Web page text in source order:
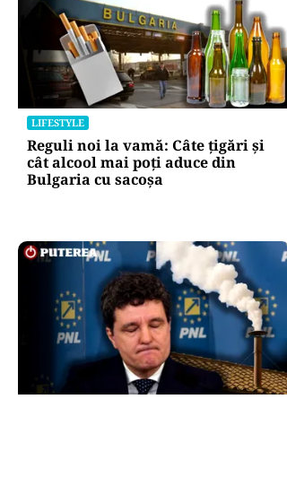
LIFESTYLE
Reguli noi la vamă: Câte țigări și
cât alcool mai poți aduce din
Bulgaria cu sacoșa